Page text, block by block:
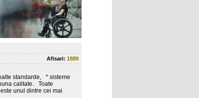
Afisari: 1889
standarde, * sisteme
calitate. Toate
unul dintre cei mai